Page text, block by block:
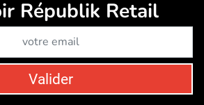
directeur général délégué de
en mars prochain. Il...
Républik Retail
Valider